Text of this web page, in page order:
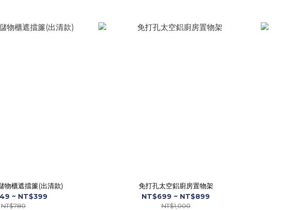
物櫃遮擋簾(出清款)
~ NT$399
NT$780
免打孔太空鋁廚房置物架
NT$699 ~ NT$899
NT$1,000